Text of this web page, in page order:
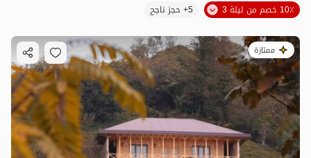
10٪ خصم من ليلة 3
5+ حجز ناجح
ممتازة